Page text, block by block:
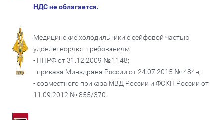
НДС не облагается.
Медицинские холодильники с сейфовой частью
удовлетворяют требованиям:
- ППРФ от 31.12.2009 № 1148;
- приказа Минздрава России от 24.07.2015 № 484н;
- совместного приказа МВД России и ФСКН России от
11.09.2012 № 855/370.